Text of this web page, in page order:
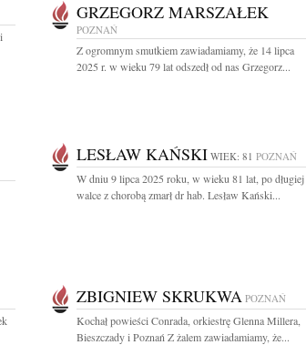
GRZEGORZ MARSZAŁEK
POZNAŃ
Z ogromnym smutkiem zawiadamiamy, że 14 lipca
2025 r. w wieku 79 lat odszedł od nas Grzegorz...
LESŁAW KAŃSKI WIEK: 81 POZNAŃ
W dniu 9 lipca 2025 roku, w wieku 81 lat, po długiej
walce z chorobą zmarł dr hab. Lesław Kański...
ZBIGNIEW SKRUKWA POZNAŃ
Kochał powieści Conrada, orkiestrę Glenna Millera,
Bieszczady i Poznań Z żalem zawiadamiamy, że...